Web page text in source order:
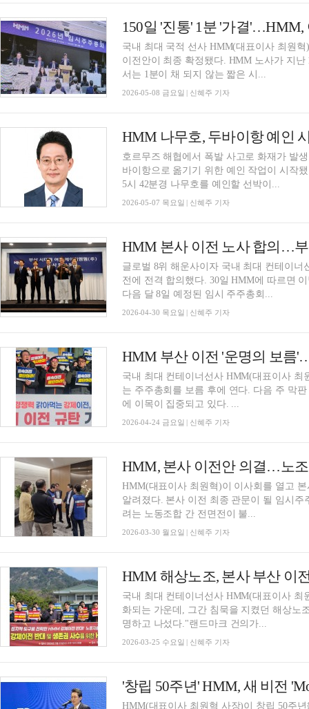
150일 '진통' 1분 '가결'…HMM,
국내 최대 국적 선사 HMM(대표이사 최원
이전안이 최종 확정됐다. HMM 노사가 지
서는 1분이 채 되지 않는 짧은 시...
2026-05-08 금요일 | 신혜주 기자
HMM 나무호, 두바이항 예인
호르무즈 해협에서 폭발 사고로 화재가 발
바이항으로 옮기기 위한 예인 작업이 시작
5시 42분경 나무호를 예인할 선박이...
2026-05-07 목요일 | 신혜주 기자
HMM 본사 이전 노사 합의…
글로벌 8위 해운사이자 국내 최대 컨테이
전에 전격 합의했다. 30일 HMM에 따르면
다음 달 8일 예정된 임시 주주총회...
2026-04-30 목요일 | 신혜주 기자
HMM 부산 이전 '운명의 보름
국내 최대 컨테이너선사 HMM(대표이사
는 주주총회를 보름 후에 연다. 다음 주 막
에 이목이 집중되고 있다. ...
2026-04-24 금요일 | 신혜주 기자
HMM, 본사 이전안 의결…노
HMM(대표이사 최원혁)이 이사회를 열고
알려졌다. 본사 이전 최종 관문이 될 임시
려는 노동조합 간 전면전이 불...
2026-03-30 월요일 | 신혜주 기자
국내 최대 컨테이너선사 HMM(대표이사
화되는 가운데, 그간 침묵을 지켰던 해상노
명하고 나섰다."랜드마크 건의가...
2026-03-25 수요일 | 신혜주 기자
'창립 50주년' HMM, 새 비전
HMM(대표이사 최원혁 사장)이 창립 50주